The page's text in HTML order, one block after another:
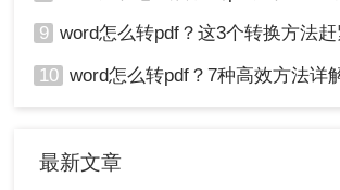
9 word怎么转pdf？这3个转换方法
10 word怎么转pdf？7种高效方法详
最新文章